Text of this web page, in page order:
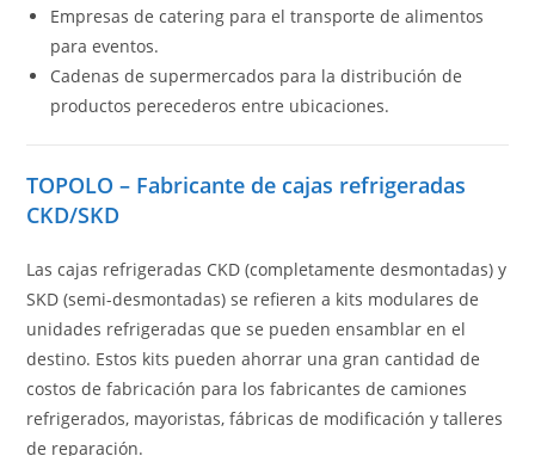
Empresas de catering para el transporte de alimentos
para eventos.
Cadenas de supermercados para la distribución de
productos perecederos entre ubicaciones.
TOPOLO – Fabricante de cajas refrigeradas
CKD/SKD
Las cajas refrigeradas CKD (completamente desmontadas) y
SKD (semi-desmontadas) se refieren a kits modulares de
unidades refrigeradas que se pueden ensamblar en el
destino. Estos kits pueden ahorrar una gran cantidad de
costos de fabricación para los fabricantes de camiones
refrigerados, mayoristas, fábricas de modificación y talleres
de reparación.